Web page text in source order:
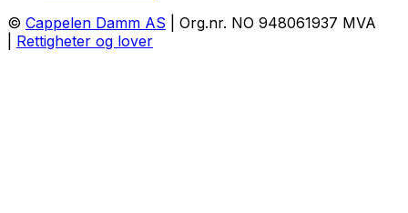
© Cappelen Damm AS | Org.nr. NO 948061937 MVA
Rettigheter og lover